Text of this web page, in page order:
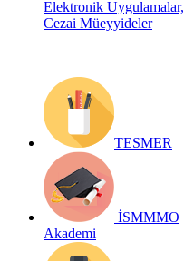
Elektronik Uygulamalar,
Cezai Müeyyideler
TESMER
İSMMMO
Akademi